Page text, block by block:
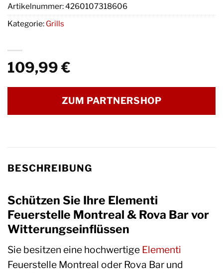
109,99€
ZUM PARTNERSHOP
Artikelnummer:4260107318606
Kategorie: Grills
BESCHREIBUNG
Schützen Sie Ihre Elementi
Feuerstelle Montreal & Rova Bar vor
Witterungseinflüssen
Sie besitzen eine hochwertige Elementi
Feuerstelle Montreal oder Rova Bar und